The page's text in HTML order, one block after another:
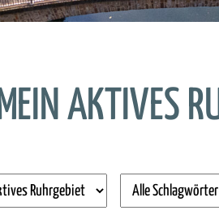
MEIN AKTIVES